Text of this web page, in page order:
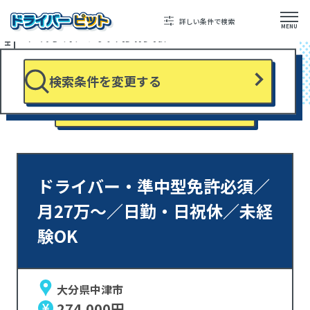
詳しい条件で検索 MENU
SEARCH RESULTS 大分県の採用情報
検索条件を変更する
該当求人数 152 件中 1～10件 を表示
ドライバー・準中型免許必須／
月27万～／日勤・日祝休／未経
験OK
大分県中津市